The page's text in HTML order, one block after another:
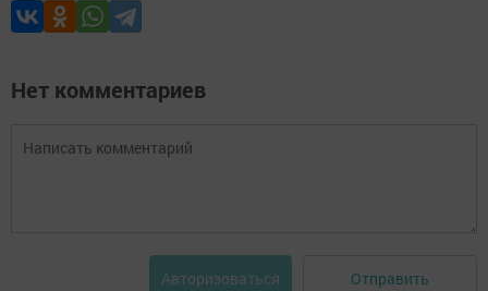
Нет комментариев
Авторизоваться Отправить